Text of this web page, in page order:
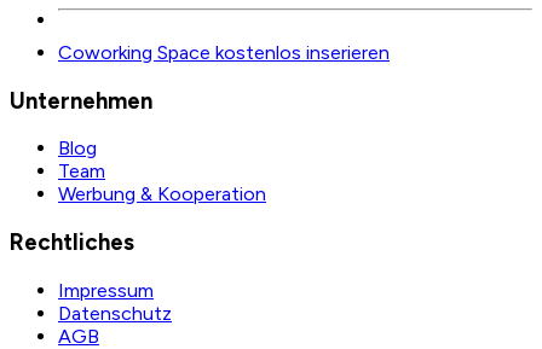
Coworking Space kostenlos inserieren
Unternehmen
Blog
Team
Werbung & Kooperation
Rechtliches
Impressum
Datenschutz
AGB